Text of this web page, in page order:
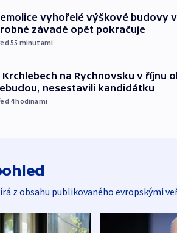
vyhořelé výškové budovy
závadě opět pokračuje
55 minutami
Krchlebech na Rychnovsku v říjnu
nesestavili kandidátku
4hodinami
z obsahu publikovaného evropskými